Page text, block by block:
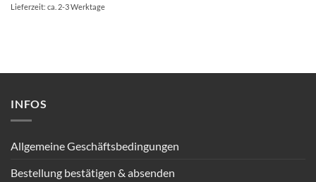
Lieferzeit: ca. 2-3 Werktage
INFOS
Allgemeine Geschäftsbedingungen
Bestellung bestätigen & absenden